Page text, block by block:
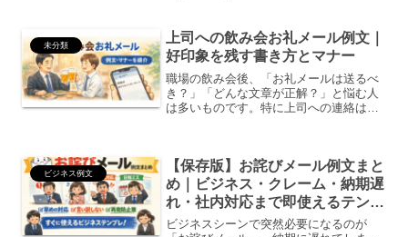
未分類
上司への飲み会お礼メール例文｜
好印象を残す書き方とマナー
職場の飲み会後、「お礼メールは送るべ
き？」「どんな文章が正解？」と悩む人
は多いものです。特に上司への連絡は、
ます。上司への飲み会お礼...
ビジネス例文
【保存版】お詫びメール例文まと
め｜ビジネス・クレーム・納期遅
れ・社内対応まで即使えるテンプ
レ集
ビジネスシーンで突然必要になるのが